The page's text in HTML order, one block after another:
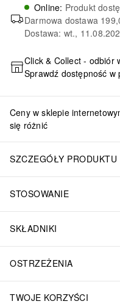
Online: Produkt
Darmowa dostawa
Dostawa: wt.,
Click & Collect - odbiór
Sprawdź dostępność w
Ceny w sklepie
się różnić
SZCZEGÓŁY PRODUKTU
STOSOWANIE
SKŁADNIKI
OSTRZEŻENIA
TWOJE KORZYŚCI